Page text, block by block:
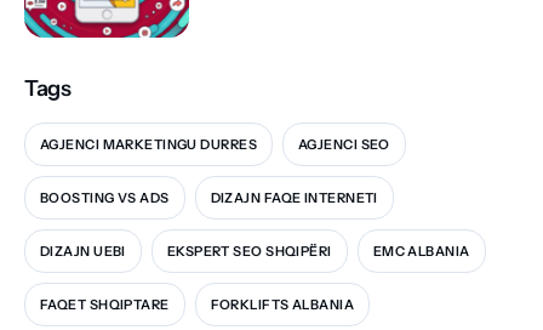
Tags
AGJENCI MARKETINGU DURRES AGJENCI SEO
BOOSTING VS ADS DIZAJN FAQE INTERNETI
DIZAJN UEBI EKSPERT SEO SHQIPËRI EMC ALBANIA
FAQET SHQIPTARE FORKLIFTS ALBANIA